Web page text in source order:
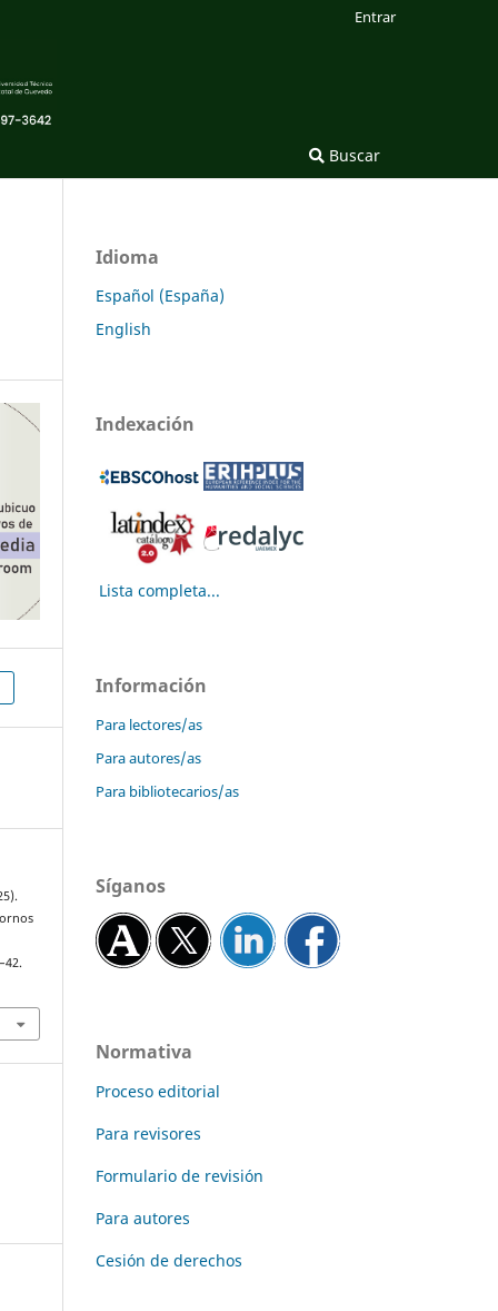
Buscar
Entrar
Idioma
Español (España)
English
Indexación
Lista completa...
Información
Para lectores/as
Para autores/as
Para bibliotecarios/as
Síganos
Normativa
Proceso editorial
Para revisores
Formulario de revisión
Para autores
Cesión de derechos